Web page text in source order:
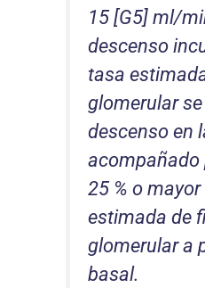
15 [G5] ml/
descenso
tasa
glomerular
descenso en
acompañado
25 % o
estimada de
glomerular a
basal.